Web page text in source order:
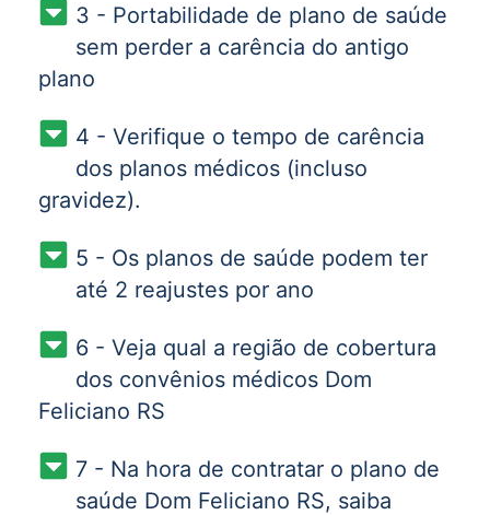
3 - Portabilidade de plano de saúde
sem perder a carência do antigo
plano
4 - Verifique o tempo de carência
dos planos médicos (incluso
gravidez).
5 - Os planos de saúde podem ter
até 2 reajustes por ano
6 - Veja qual a região de cobertura
dos convênios médicos Dom
Feliciano RS
7 - Na hora de contratar o plano de
saúde Dom Feliciano RS, saiba